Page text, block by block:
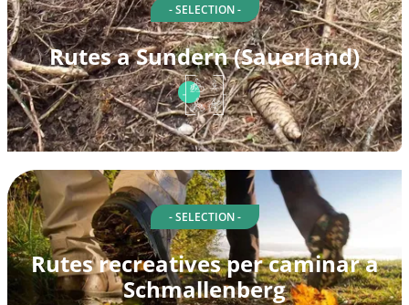
- SELECTION -
Rutes a Sundern (Sauerland)
- SELECTION -
Rutes recreatives per caminar a
Schmallenberg